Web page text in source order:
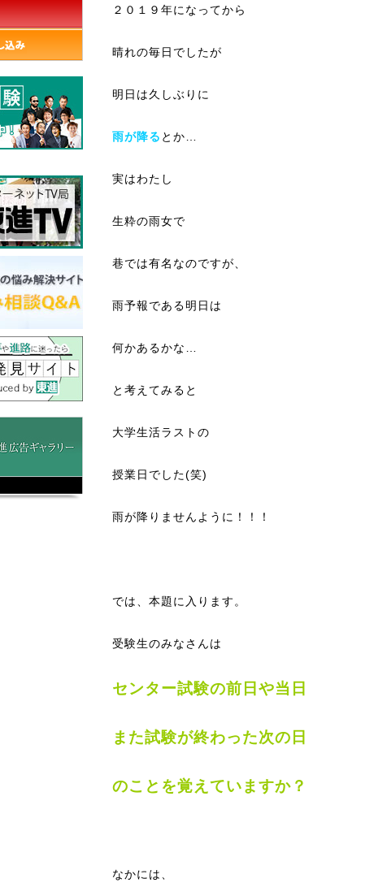
２０１９年になってから
晴れの毎日でしたが
明日は久しぶりに
雨が降る とか…
実はわたし
生粋の雨女で
巷では有名なのですが、
雨予報である明日は
何かあるかな…
と考えてみると
大学生活ラストの
授業日でした(笑)
雨が降りませんように！！！
では、本題に入ります。
受験生のみなさんは
センター試験の前日や当日
また試験が終わった次の日
のことを覚えていますか？
なかには、